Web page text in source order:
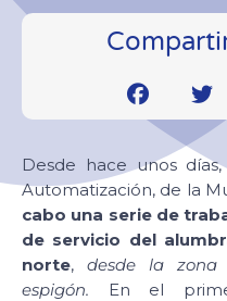
Desde hace unos
Automatización, de la
cabo una serie de
de servicio del
norte,desde la
espigón. En el